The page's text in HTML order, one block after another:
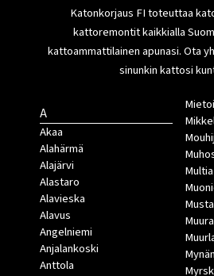
Katonkorjaus FI toteuttaa
kattoremontit kaikkialla
kattoammattilainen apunasi. Ota
sinunkin kattosi
A
Akaa
Alahärmä
Alajärvi
Alastaro
Alavieska
Alavus
Angelniemi
Anjalankoski
Anttola
Multia